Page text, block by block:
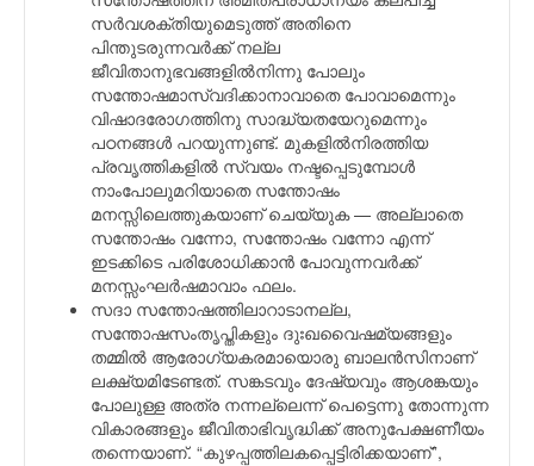
സര്‍വശക്തിയുമെടുത്ത് അതിനെ
പിന്തുടരുന്നവര്‍ക്ക് നല്ല
ജീവിതാനുഭവങ്ങളില്‍നിന്നു പോലും
സന്തോഷമാസ്വദിക്കാനാവാതെ പോവാമെന്നും
വിഷാദരോഗത്തിനു സാദ്ധ്യതയേറുമെന്നും
പഠനങ്ങള്‍ പറയുന്നുണ്ട്. മുകളില്‍നിരത്തിയ
പ്രവൃത്തികളില്‍ സ്വയം നഷ്ടപ്പെടുമ്പോള്‍
നാംപോലുമറിയാതെ സന്തോഷം
മനസ്സിലെത്തുകയാണ് ചെയ്യുക — അല്ലാതെ
സന്തോഷം വന്നോ, സന്തോഷം വന്നോ എന്ന്
ഇടക്കിടെ പരിശോധിക്കാന്‍ പോവുന്നവര്‍ക്ക്
മനസ്സംഘര്‍ഷമാവാം ഫലം.
സദാ സന്തോഷത്തിലാറാടാനല്ല,
സന്തോഷസംതൃപ്തികളും ദുഃഖവൈഷമ്യങ്ങളും
തമ്മില്‍ ആരോഗ്യകരമായൊരു ബാലന്‍സിനാണ്
ലക്ഷ്യമിടേണ്ടത്. സങ്കടവും ദേഷ്യവും ആശങ്കയും
പോലുള്ള അത്ര നന്നല്ലെന്ന് പെട്ടെന്നു തോന്നുന്ന
വികാരങ്ങളും ജീവിതാഭിവൃദ്ധിക്ക് അനുപേക്ഷണീയം
തന്നെയാണ്. “കുഴപ്പത്തിലകപ്പെട്ടിരിക്കയാണ്”,